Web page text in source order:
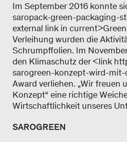
Im September 2016 konnte
saropack-green-packaging-
external link in
Verleihung wurden die
Schrumpffolien. Im
den Klimaschutz der <link
sarogreen-konzept-wird-mit-
Award verliehen. „Wir freuen
Konzept“ eine richtige
Wirtschaftlichkeit unseres
SAROGREEN